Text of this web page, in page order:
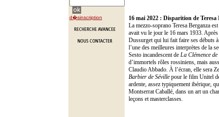
d�sinscription 16 mai 2022 : Disparition de Teresa
La mezzo-soprano Teresa Berganza
avait vu le jour le 16 mars 1933. Après
Dussurget qui lui fait faire ses débuts
l’une des meilleures interprètes de la
Sesto incandescent de La Clémence de
d’immortels rôles rossiniens, mais
Claudio Abbado. À l’écran, elle sera
Barbier de Séville pour le film Unitel
ardente, assez typiquement ibérique,
Montserrat Caballé, dans un art un
leçons et masterclasses.